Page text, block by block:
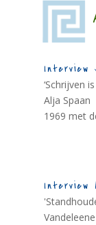
Interview
‘Schrijven
Alja
1969 met
Interview